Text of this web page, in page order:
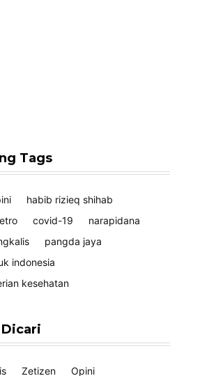
Tags
habib rizieq shihab
covid-19
narapidana
pangda jaya
indonesia
kesehatan
Zetizen Opini